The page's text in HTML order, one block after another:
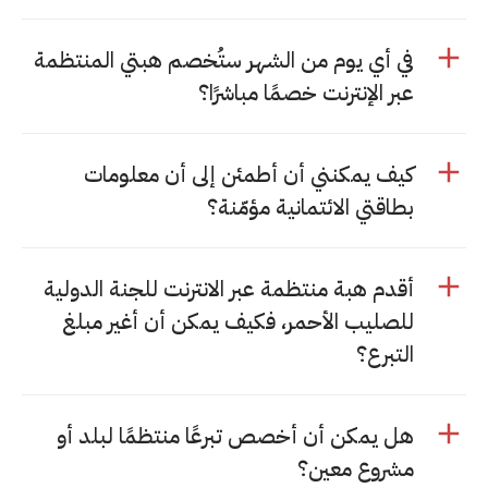
في أي يوم من الشهر ستُخصم هبتي المنتظمة
عبر الإنترنت خصمًا مباشرًا؟
كيف يمكنني أن أطمئن إلى أن معلومات
بطاقتي الائتمانية مؤمّنة؟
أقدم هبة منتظمة عبر الانترنت للجنة الدولية
للصليب الأحمر، فكيف يمكن أن أغير مبلغ
التبرع؟
هل يمكن أن أخصص تبرعًا منتظمًا لبلد أو
مشروع معين؟